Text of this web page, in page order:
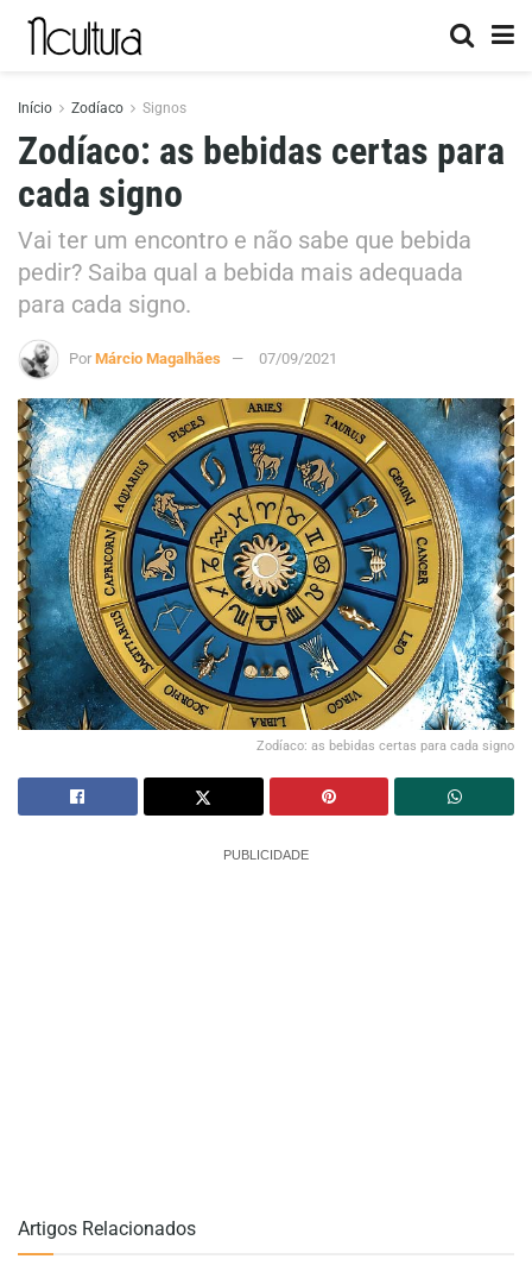
Início Zodíaco Signos
Zodíaco: as bebidas certas para
cada signo
Vai ter um encontro e não sabe que bebida
pedir? Saiba qual a bebida mais adequada
para cada signo.
Por Márcio Magalhães 07/09/2021
Zodíaco: as bebidas certas para cada signo
PUBLICIDADE
Artigos Relacionados